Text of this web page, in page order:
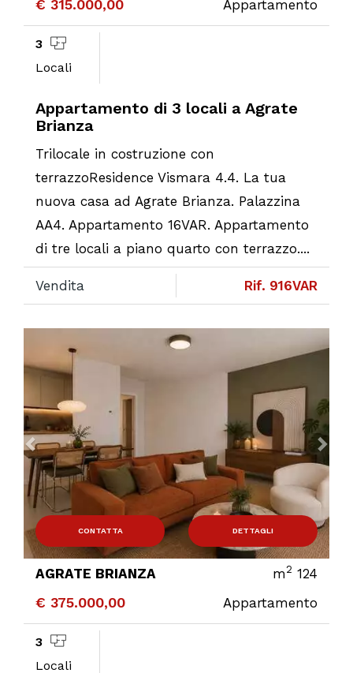
€ 315.000,00 Appartamento
3
Locali
Appartamento di 3 locali a Agrate
Brianza
Trilocale in costruzione con
terrazzoResidence Vismara 4.4. La tua
nuova casa ad Agrate Brianza. Palazzina
AA4. Appartamento 16VAR. Appartamento
di tre locali a piano quarto con terrazzo....
Vendita Rif. 916VAR
CONTATTA DETTAGLI
AGRATE BRIANZA m2 124
€ 375.000,00 Appartamento
3
Locali